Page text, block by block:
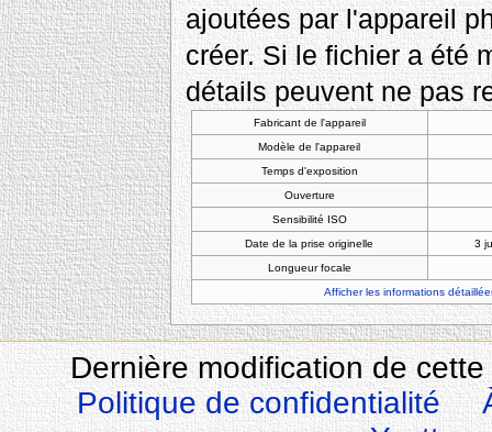
ajoutées par l'appareil
créer. Si le fichier a été
détails peuvent ne pas
Fabricant de l'appareil
Modèle de l'appareil
Temps d'exposition
Ouverture
Sensibilité ISO
Date de la prise originelle
3
Longueur focale
Afficher les informations
Dernière modification de
Politique de confidentialité